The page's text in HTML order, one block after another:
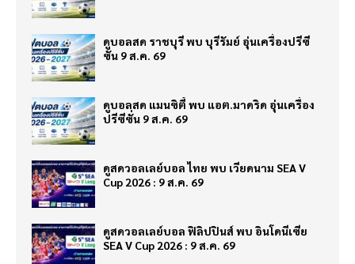
ดูบอลสด ราชบุรี พบ บุรีรัมย์ อุ่นเครื่องปรีซี
ซั่น 9 ส.ค. 69
ดูบอลสด แมนซิตี้ พบ แอต.มาดริด อุ่นเครื่อง
ปรีซีซั่น 9 ส.ค. 69
ดูสดวอลเลย์บอล ไทย พบ เวียดนาม SEA V
Cup 2026 : 9 ส.ค. 69
ดูสดวอลเลย์บอล ฟิลิปปินส์ พบ อินโดนีเซีย
SEA V Cup 2026 : 9 ส.ค. 69